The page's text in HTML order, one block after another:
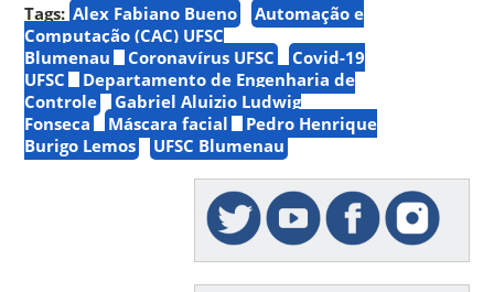
Tags: Alex Fabiano Bueno
Automação e
Computação (CAC) UFSC
Blumenau
Coronavírus UFSC
Covid-19
UFSC
Departamento de Engenharia de
Controle
Gabriel Aluizio Ludwig
Fonseca
Máscara facial
Pedro Henrique
Burigo Lemos
UFSC Blumenau